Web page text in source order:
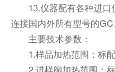
13.仪器配有各种进口
连接国内外所有型号的GC
主要技术参数：
1.样品加热范围：标
2.进样阀加热范围：